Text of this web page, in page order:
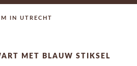
IN UTRECHT
MET BLAUW STIKSEL